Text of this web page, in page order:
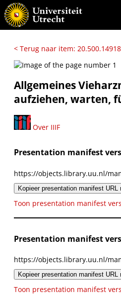
< Terug naar item:
Allgemeines
aufziehen, warten,
Over IIIF
Presentation manifest
https://objects.library.uu.nl/
Kopieer presentation manifest URL
Toon presentation manifest
Presentation manifest
https://objects.library.uu.nl/
Kopieer presentation manifest URL
Toon presentation manifest